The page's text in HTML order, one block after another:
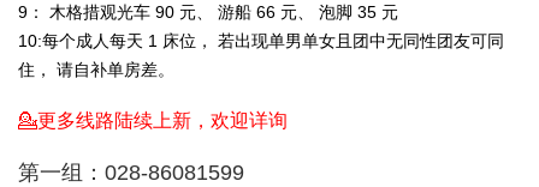
9： 木格措观光车 90 元、 游船 66 元、 泡脚 35 元
10:每个成人每天 1 床位， 若出现单男单女且团中无同性团友可同
住， 请自补单房差。
💁更多线路陆续上新，欢迎详询
第一组：028-86081599